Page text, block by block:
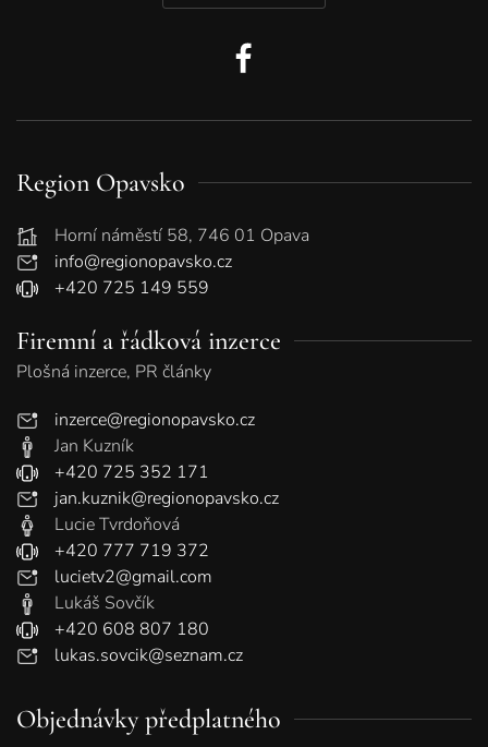
Region Opavsko
Horní náměstí 58, 746 01 Opava
info@regionopavsko.cz
+420 725 149 559
Firemní a řádková inzerce
Plošná inzerce, PR články
inzerce@regionopavsko.cz
Jan Kuzník
+420 725 352 171
jan.kuznik@regionopavsko.cz
Lucie Tvrdoňová
+420 777 719 372
lucietv2@gmail.com
Lukáš Sovčík
+420 608 807 180
lukas.sovcik@seznam.cz
Objednávky předplatného